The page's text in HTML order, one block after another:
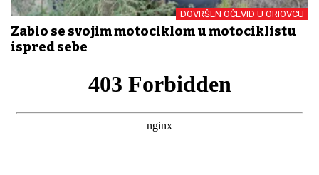
DOVRŠEN OČEVID U ORIOVCU
Zabio se svojim motociklom u motociklistu
ispred sebe